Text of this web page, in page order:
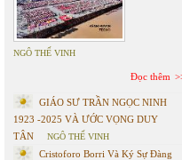
NGÔ THẾ VINH
Đọc thêm
GIÁO SƯ TRẦN NGỌC NINH
1923 -2025 VÀ ƯỚC VỌNG DUY
TÂN
NGÔ THẾ VINH
Cristoforo Borri Và Ký Sự Đàng